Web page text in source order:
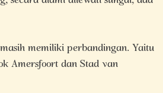
memiliki perbandingan. Yaitu
Amersfoort dan Stad van